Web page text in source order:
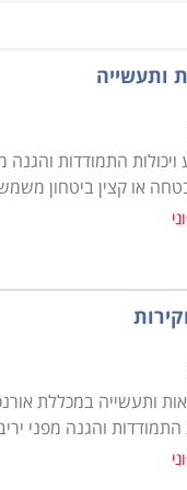
רק ללבוש מדים,
צריך להיות
לחלוטין מאשר האדם
ביטחוני
הקורה סביבו,
לחריגה, היא
נלמדות
בעבודות
מצבים, יום,
מערכתית, ניתוח
ותעשייה
ויכולות התמודדות
או קצין ביטחון
ותעשייה במכללת
התמודדות והגנה מפני